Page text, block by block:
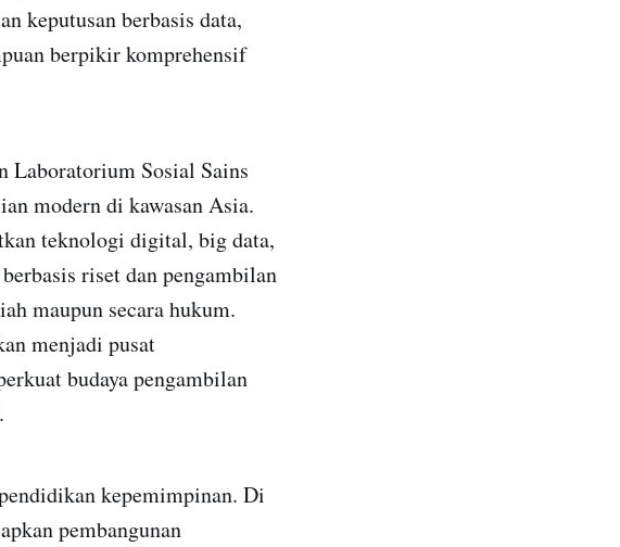
keputusan berbasis data,
berpikir komprehensif
Laboratorium Sosial Sains
modern di kawasan Asia.
teknologi digital, big data,
riset dan pengambilan
maupun secara hukum.
menjadi pusat
budaya pengambilan
kepemimpinan. Di
pembangunan